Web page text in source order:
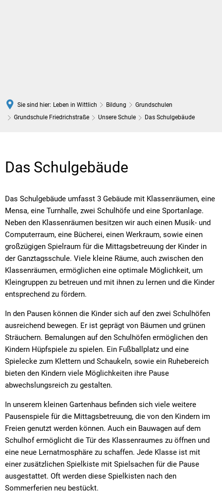
Sie sind hier: Leben in Wittlich Bildung
Grundschulen
Grundschule Friedrichstraße
Unsere Schule Das Schulgebäude
Schulgebäude
Das Schulgebäude
Das Schulgebäude umfasst 3 Gebäude mit Klassenräumen, eine
Mensa, eine Turnhalle, zwei Schulhöfe und eine Sportanlage.
Neben den Klassenräumen besitzen wir auch einen Musik- und
Computerraum, eine Bücherei, einen Werkraum, sowie einen
großzügigen Spielraum für die Mittagsbetreuung der Kinder in
der Ganztagsschule. Viele kleine Räume, auch zwischen den
Klassenräumen, ermöglichen eine optimale Möglichkeit, um
Kleingruppen zu betreuen und mit ihnen zu lernen und die Kinder
entsprechend zu fördern.
In den Pausen können die Kinder sich auf den zwei Schulhöfen
ausreichend bewegen. Er ist geprägt von Bäumen und grünen
Sträuchern. Bemalungen auf den Schulhöfen ermöglichen den
Kindern Hüpfspiele zu spielen. Ein Fußballplatz und eine
Spielecke zum Klettern und Schaukeln, sowie ein Ruhebereich
bieten den Kindern viele Möglichkeiten ihre Pause
abwechslungsreich zu gestalten.
In unserem kleinen Gartenhaus befinden sich viele weitere
Pausenspiele für die Mittagsbetreuung, die von den Kindern im
Freien genutzt werden können. Auch ein Bauwagen auf dem
Schulhof ermöglicht die Tür des Klassenraumes zu öffnen und
eine neue Lernatmosphäre zu schaffen. Jede Klasse ist mit
einer zusätzlichen Spielkiste mit Spielsachen für die Pause
ausgestattet. Oft werden diese Spielkisten nach den
Sommerferien neu bestückt.